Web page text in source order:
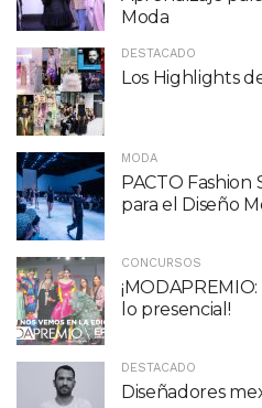
Moda
DESTACADO
Los Highlights
MODA
PACTO
para el Diseño
CONCURSOS
lo presencial!
DESTACADO
Diseñadores